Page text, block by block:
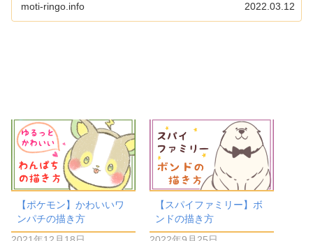
moti-ringo.info 2022.03.12
【ポケモン】かわいいワ
ンパチの描き方
【スパイファミリー】ボ
ンドの描き方